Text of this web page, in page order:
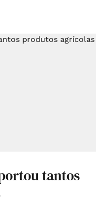
tantos